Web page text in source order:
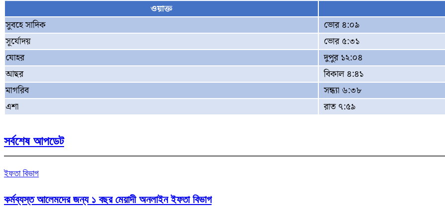
ওয়াক্ত
সুবহে সাদিক
ভোর ৪:০৯
সূর্যোদয়
ভোর ৫:৩১
যোহর
দুপুর ১২:০৪
আছর
বিকাল ৪:৪১
মাগরিব
সন্ধ্যা ৬:৩৮
এশা
রাত ৭:৫৯
সর্বশেষ আপডেট
ইফতা বিভাগ
কর্মব্যস্ত আলেমদের জন্য ১ বছর মেয়াদী অনলাইন ইফতা বিভাগ